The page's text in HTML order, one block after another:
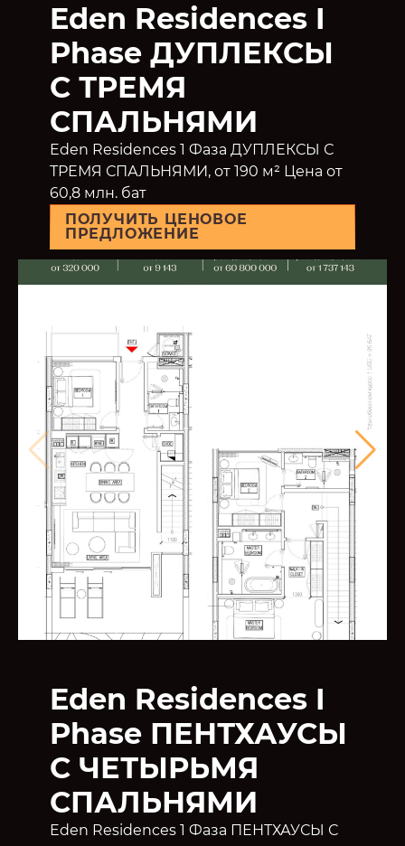
Eden Residences I
Phase ДУПЛЕКСЫ
С ТРЕМЯ
СПАЛЬНЯМИ
Eden Residences 1 Фаза ДУПЛЕКСЫ С
ТРЕМЯ СПАЛЬНЯМИ, от 190 м² Цена от
60,8 млн. бат
ПОЛУЧИТЬ ЦЕНОВОЕ
ПРЕДЛОЖЕНИЕ
Eden Residences I
Phase ПЕНТХАУСЫ
С ЧЕТЫРЬМЯ
СПАЛЬНЯМИ
Eden Residences 1 Фаза ПЕНТХАУСЫ С